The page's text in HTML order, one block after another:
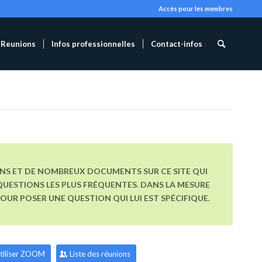
Accès pour les membres
Reunions Infos professionnelles Contact-infos
ET DE NOMBREUX DOCUMENTS SUR CE SITE QUI
LES PLUS FRÉQUENTES. DANS LA MESURE
POSER UNE QUESTION QUI LUI EST SPÉCIFIQUE.
ZOOM Liste des réunions